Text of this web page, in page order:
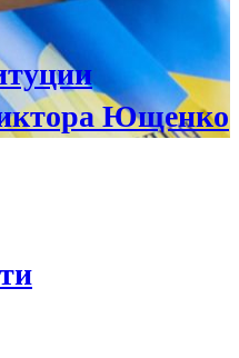
Ющенко